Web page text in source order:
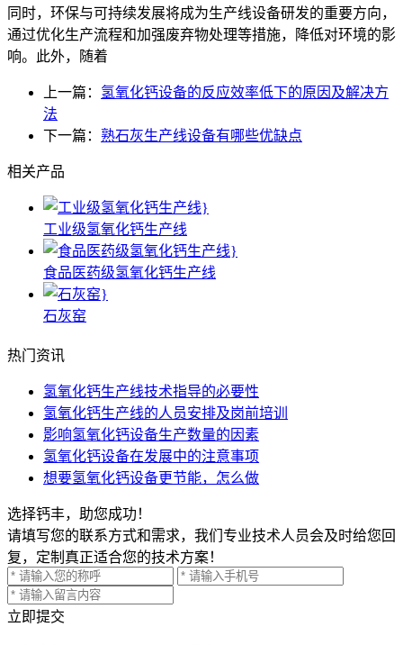
同时，环保与可持续发展将成为生产线设备研发的重要方向，
通过优化生产流程和加强废弃物处理等措施，降低对环境的影
响。此外，随着
上一篇： 氢氧化钙设备的反应效率低下的原因及解决方
法
下一篇： 熟石灰生产线设备有哪些优缺点
相关产品
工业级氢氧化钙生产线
食品医药级氢氧化钙生产线
石灰窑
热门资讯
氢氧化钙生产线技术指导的必要性
氢氧化钙生产线的人员安排及岗前培训
影响氢氧化钙设备生产数量的因素
氢氧化钙设备在发展中的注意事项
想要氢氧化钙设备更节能，怎么做
选择钙丰，助您成功！
请填写您的联系方式和需求，我们专业技术人员会及时给您回
复，定制真正适合您的技术方案！
立即提交